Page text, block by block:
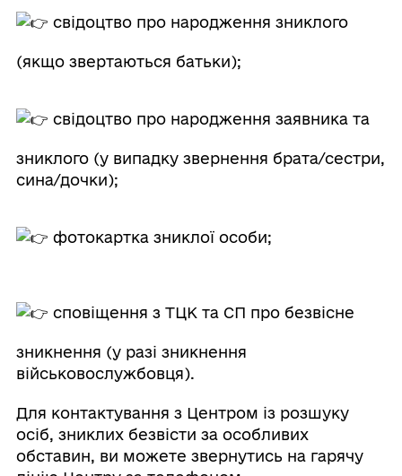
свідоцтво про народження зниклого
(якщо звертаються батьки);
свідоцтво про народження заявника та
зниклого (у випадку звернення брата/сестри,
сина/дочки);
фотокартка зниклої особи;
сповіщення з ТЦК та СП про безвісне
зникнення (у разі зникнення
військовослужбовця).
Для контактування з Центром із розшуку
осіб, зниклих безвісти за особливих
обставин, ви можете звернутись на гарячу